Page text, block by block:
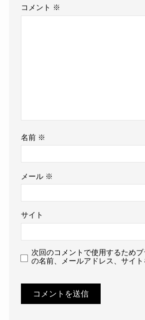
コメント ※
名前 ※
メール ※
サイト
次回のコメントで使用するため
の名前、メールアドレス、サイト